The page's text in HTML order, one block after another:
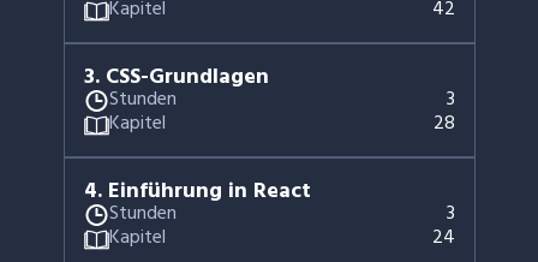
Kapitel 42
3. CSS-Grundlagen
Stunden 3
Kapitel 28
4. Einführung in React
Stunden 3
Kapitel 24